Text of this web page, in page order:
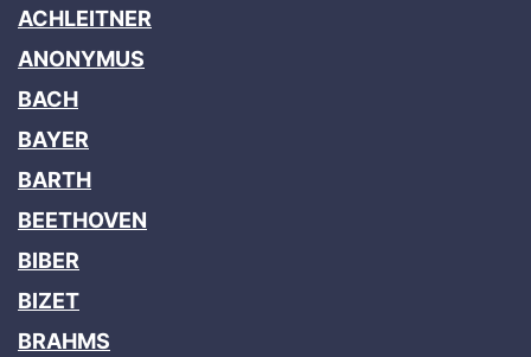
ACHLEITNER
ANONYMUS
BACH
BAYER
BARTH
BEETHOVEN
BIBER
BIZET
BRAHMS